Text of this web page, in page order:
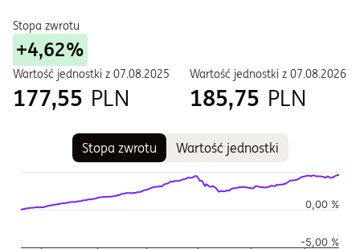
Stopa zwrotu
+4,62%
Wartość jednostki z 07.08.2025
177,55 PLN
Wartość jednostki z 07.08.2026
185,75 PLN
Stopa zwrotu Wartość jednostki
Wykres kombinowany z 2 seriami danych.
Wykres pokazuje historię wartości jednostki funduszu
Wykres ma 2 osi Y wyświetlające Wartość jednostki w
0,00 %
-5,00 %